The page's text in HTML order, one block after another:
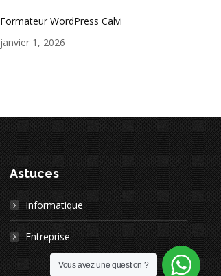
Formateur WordPress Calvi
janvier 1, 2026
Astuces
Informatique
Entreprise
Vous avez une question ?